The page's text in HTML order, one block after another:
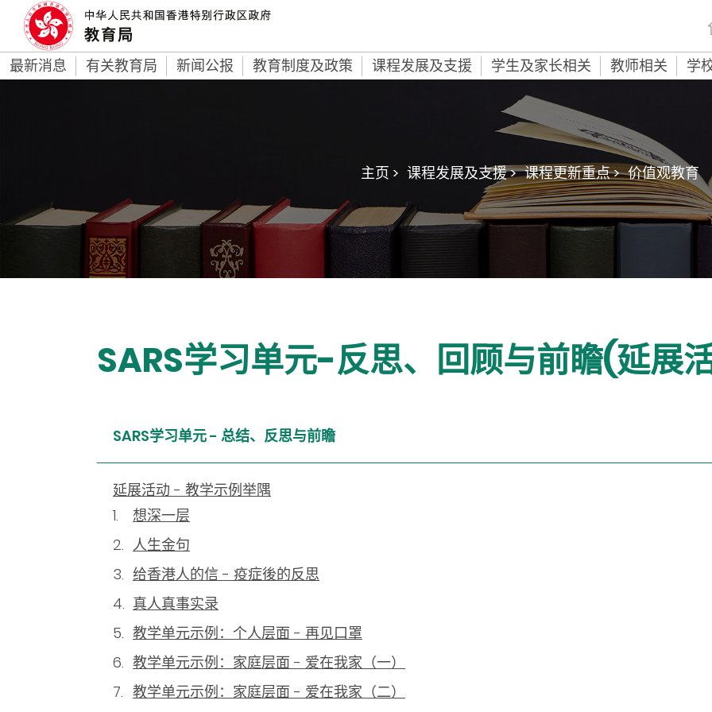
最新消息 有关教育局 新闻公报 教育制度及政策 课程发展及支援 学生及家长相关 教师相关 学
主页 > 课程发展及支援 > 课程更新重点 > 价值观教育
SARS学习单元-反思、回顾与前瞻(延展
SARS学习单元 - 总结、反思与前瞻
延展活动 - 教学示例举隅
想深一层
人生金句
给香港人的信 - 疫症後的反思
真人真事实录
教学单元示例：个人层面 - 再见口罩
教学单元示例：家庭层面 - 爱在我家（一）
教学单元示例：家庭层面 - 爱在我家（二）